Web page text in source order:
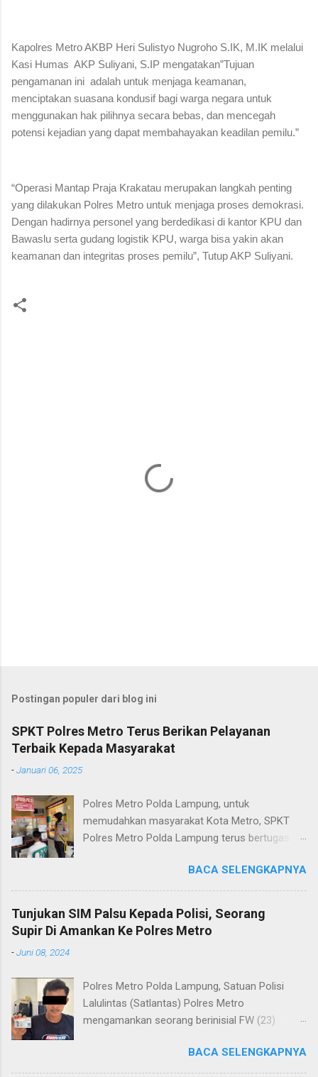
Kapolres Metro AKBP Heri Sulistyo Nugroho S.IK, M.IK melalui
Kasi Humas AKP Suliyani, S.IP mengatakan”Tujuan
pengamanan ini adalah untuk menjaga keamanan,
menciptakan suasana kondusif bagi warga negara untuk
menggunakan hak pilihnya secara bebas, dan mencegah
potensi kejadian yang dapat membahayakan keadilan pemilu.”
“Operasi Mantap Praja Krakatau merupakan langkah penting
yang dilakukan Polres Metro untuk menjaga proses demokrasi.
Dengan hadirnya personel yang berdedikasi di kantor KPU dan
Bawaslu serta gudang logistik KPU, warga bisa yakin akan
keamanan dan integritas proses pemilu”, Tutup AKP Suliyani.
Postingan populer dari blog ini
SPKT Polres Metro Terus Berikan Pelayanan
Terbaik Kepada Masyarakat
-Januari 06, 2025
Polres Metro Polda Lampung, untuk
memudahkan masyarakat Kota Metro, SPKT
Polres Metro Polda Lampung terus bertugas
terkait layanan pengaduan, pelayanan SKCK dan
pelayanan Identifikasi sidik jari secara terpadu
kepada masyarakat. Senin (06/01/2025) Dalam
mewujudkan pelayanan prima kepolisian, SPKT
Heri Sulistyo Nugroho S.IK, M.IK mengatakan
“SPKT Polres Metro akan terus berusaha
memberikan pelayanan yang terbaik kepada
kepolisian, baik informasi maupun pelayanan
BACA SELENGKAPNYA
Tunjukan SIM Palsu Kepada Polisi, Seorang
Supir Di Amankan Ke Polres Metro
-Juni 08, 2024
Polres Metro Polda Lampung, Satuan Polisi
Lalulintas (Satlantas) Polres Metro
mengamankan seorang berinisial FW (23)
Truk pelanggar lalulintas dan menggunakan
Surat Izin Mengemudi (SIM) kategori BII Umum
BACA SELENGKAPNYA